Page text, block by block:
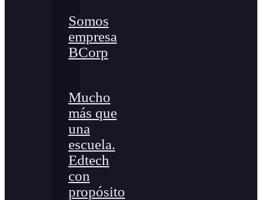
Somos
empresa
BCorp
Mucho
más que
una
escuela.
Edtech
con
propósito